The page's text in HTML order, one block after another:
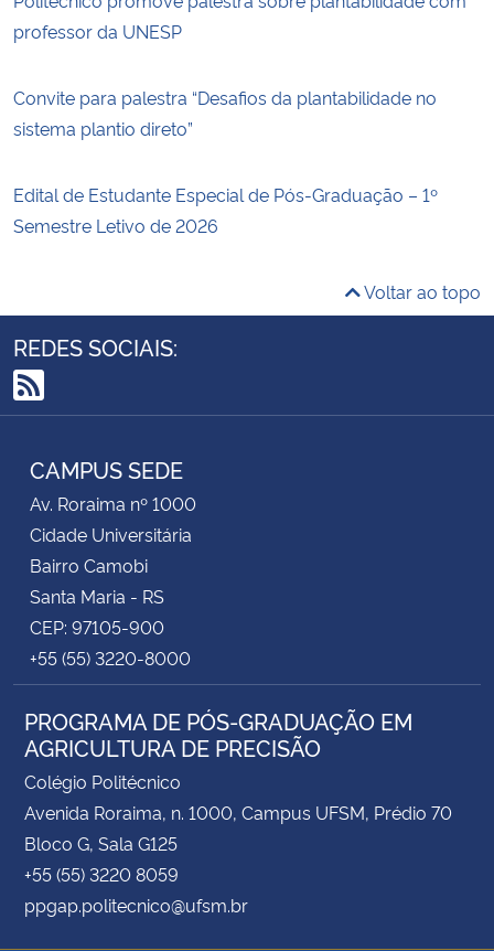
professor da UNESP
Convite para palestra “Desafios da plantabilidade no
sistema plantio direto”
Edital de Estudante Especial de Pós-Graduação – 1º
Semestre Letivo de 2026
Voltar ao topo
REDES SOCIAIS:
RSS
CAMPUS SEDE
Av. Roraima nº 1000
Cidade Universitária
Bairro Camobi
Santa Maria - RS
CEP: 97105-900
+55 (55) 3220-8000
PROGRAMA DE PÓS-GRADUAÇÃO EM
AGRICULTURA DE PRECISÃO
Colégio Politécnico
Avenida Roraima, n. 1000, Campus UFSM, Prédio 70
Bloco G, Sala G125
+55 (55) 3220 8059
ppgap.politecnico@ufsm.br